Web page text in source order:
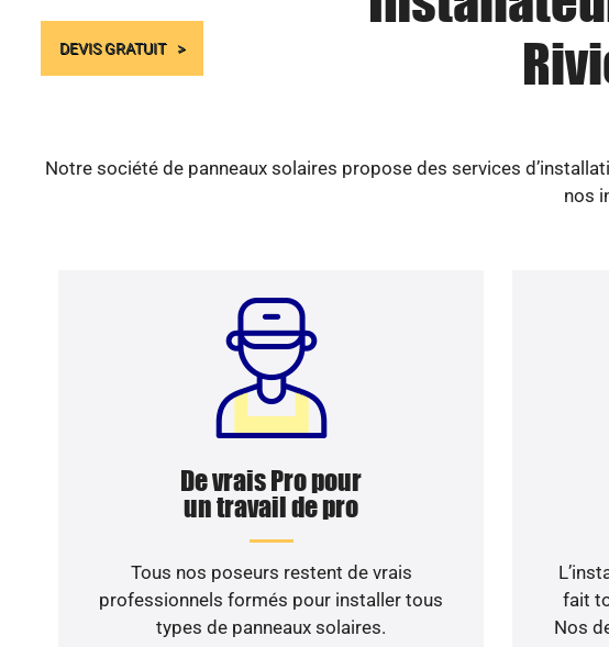
DEVIS GRATUIT
Notre société de panneaux solaires propose des services
nos
De vrais Pro pour
un travail de pro
Tous nos poseurs restent de vrais
professionnels formés pour installer tous
types de panneaux solaires.
fait
Nos